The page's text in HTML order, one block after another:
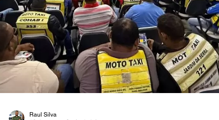
O Google começou a liberar a possibilidade de trocar o endereço
principal de contas com final @gmail.com sem exigir a criação de
conta nova, numa mudança que altera uma das regras mais rígidas
da plataforma desde seu lançamento, em 2004. A novidade foi
formalizada pela empresa em 31 de março e, por enquanto, está
disponível para todos os usuários de conta Google nos Estados
Unidos.